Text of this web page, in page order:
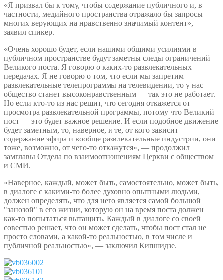
«Я призвал бы к тому, чтобы содержание публичного и, в
частности, медийного пространства отражало бы запросы
многих верующих на нравственно значимый контент», —
заявил спикер.
«Очень хорошо будет, если нашими общими усилиями в
публичном пространстве будут заметны следы ограничений
Великого поста. Я говорю о каких-то развлекательных
передачах. Я не говорю о том, что если мы запретим
развлекательные телепрограммы на телевидении, то у нас
общество станет высоконравственным — так это не работает.
Но если кто-то из нас решит, что сегодня откажется от
просмотра развлекательной программы, потому что Великий
пост — это будет важное решение. И если подобное движение
будет заметным, то, наверное, и те, от кого зависит
содержание эфира и вообще развлекательные индустрии, они
тоже, возможно, от чего-то откажутся», — продолжил
замглавы Отдела по взаимоотношениям Церкви с обществом
и СМИ.
«Наверное, каждый, может быть, самостоятельно, может быть,
в диалоге с какими-то более духовно опытными людьми,
должен определять, что для него является самой большой
"занозой" в его жизни, которую он на время поста должен
как-то попытаться вытащить. Каждый в диалоге со своей
совестью решает, что он может сделать, чтобы пост стал не
просто словами, а какой-то реальностью, в том числе и
публичной реальностью», — заключил Кипшидзе.